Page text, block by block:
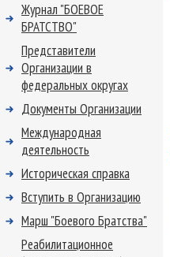
Журнал "БОЕВОЕ
БРАТСТВО"
Представители
Организации в
федеральных округах
Документы Организации
Международная
деятельность
Историческая справка
Вступить в Организацию
Марш "Боевого Братства"
Реабилитационное